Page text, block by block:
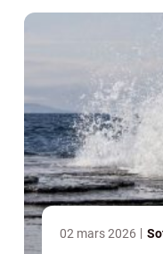
02 mars 2026